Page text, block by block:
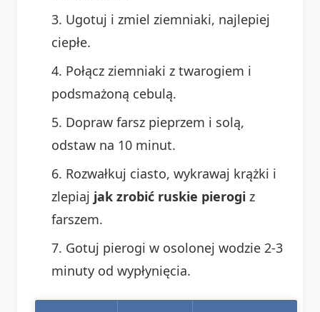
Ugotuj i zmiel ziemniaki, najlepiej
ciepłe.
Połącz ziemniaki z twarogiem i
podsmażoną cebulą.
Dopraw farsz pieprzem i solą,
odstaw na 10 minut.
Rozwałkuj ciasto, wykrawaj krążki i
zlepiaj jak zrobić ruskie pierogi z
farszem.
Gotuj pierogi w osolonej wodzie 2-3
minuty od wypłynięcia.